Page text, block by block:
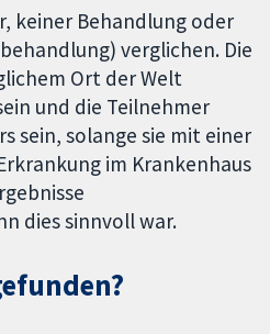
keiner Behandlung oder
verglichen. Die
Ort der Welt
und die Teilnehmer
sein, solange sie mit einer
im Krankenhaus
dies sinnvoll war.